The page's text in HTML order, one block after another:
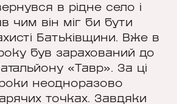
в рідне село і
чим він міг би бути
Батьківщини. Вже в
був зарахований до
«Тавр». За ці
неодноразово
точках. Завдяки